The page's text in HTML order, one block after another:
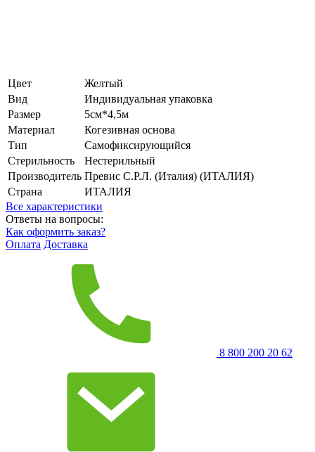
Цвет
Желтый
Вид
Индивидуальная упаковка
Размер
5см*4,5м
Материал
Когезивная основа
Тип
Самофиксирующийся
Стерильность
Нестерильный
Производитель Превис С.Р.Л. (Италия) (ИТАЛИЯ)
Страна
ИТАЛИЯ
Все характеристики
Ответы на вопросы:
Как оформить заказ?
Оплата Доставка
8 800 200 20 62